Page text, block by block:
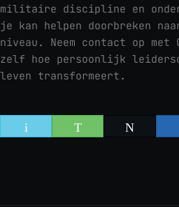
militaire discipline en
je kan helpen doorbreken
niveau. Neem contact op met
zelf hoe persoonlijk
leven transformeert.
WhatsApp